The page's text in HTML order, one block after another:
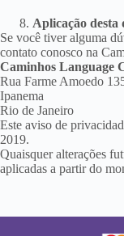
Aplicação desta
Se você tiver alguma
contato conosco na
Caminhos Language
Rua Farme Amoedo
Ipanema
Rio de Janeiro
Este aviso de
2019.
Quaisquer alterações
aplicadas a partir do